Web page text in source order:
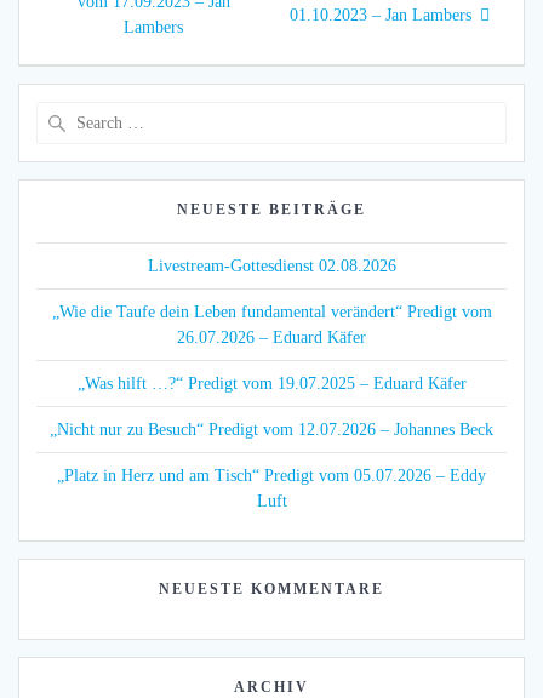
Lambers
01.10.2023 – Jan Lambers
NEUESTE BEITRÄGE
Livestream-Gottesdienst 02.08.2026
„Wie die Taufe dein Leben fundamental verändert“ Predigt vom
26.07.2026 – Eduard Käfer
„Was hilft …?“ Predigt vom 19.07.2025 – Eduard Käfer
„Nicht nur zu Besuch“ Predigt vom 12.07.2026 – Johannes Beck
„Platz in Herz und am Tisch“ Predigt vom 05.07.2026 – Eddy
Luft
NEUESTE KOMMENTARE
ARCHIV